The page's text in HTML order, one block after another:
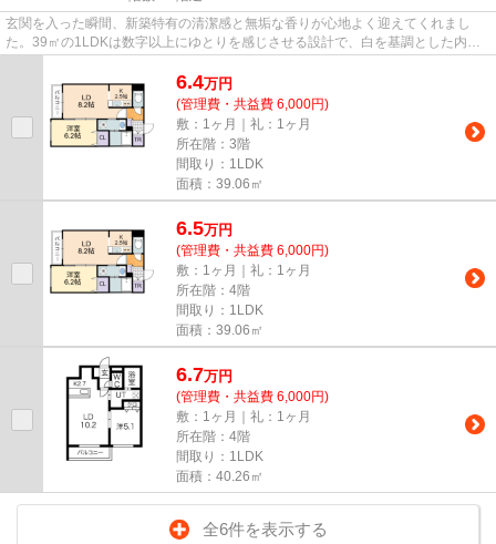
玄関を入った瞬間、新築特有の清潔感と無垢な香りが心地よく迎えてくれまし
た。39㎡の1LDKは数字以上にゆとりを感じさせる設計で、白を基調とした内装
6.4万円
(管理費・共益費 6,000円)
敷：1ヶ月｜礼：1ヶ月
所在階：3階
間取り：1LDK
面積：39.06㎡
6.5万円
(管理費・共益費 6,000円)
敷：1ヶ月｜礼：1ヶ月
所在階：4階
間取り：1LDK
面積：39.06㎡
6.7万円
(管理費・共益費 6,000円)
敷：1ヶ月｜礼：1ヶ月
所在階：4階
間取り：1LDK
面積：40.26㎡
全6件を表示する